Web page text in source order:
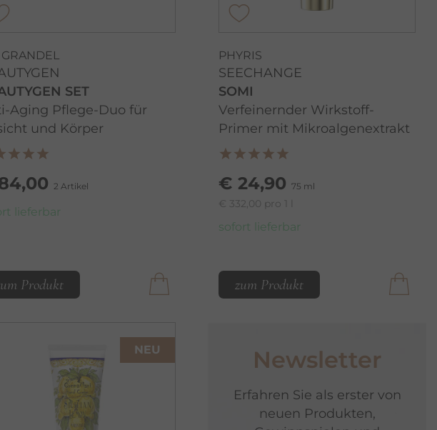
GRANDEL
SET
Aging Pflege-Duo für
und Körper
2 Artikel
lieferbar
Produkt
PHYRIS
SEECHANGE
SOMI
Verfeinernder Wirkstoff-
Primer mit Mikroalgenextrakt
€ 24,90 75 ml
€ 332,00 pro 1 l
sofort lieferbar
zum Produkt
NEU Newsletter
Erfahren Sie als erster von
neuen Produkten,